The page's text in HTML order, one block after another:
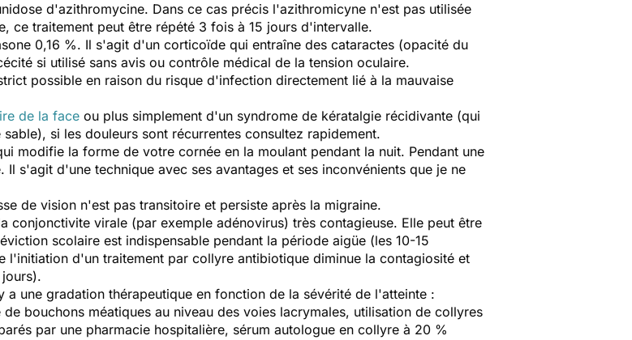
d'azithromycine. Dans ce cas précis l'azithromicyne n'est pas utilisée
ce traitement peut être répété 3 fois à 15 jours d'intervalle.
0,16 %. Il s'agit d'un corticoïde qui entraîne des cataractes (opacité du
si utilisé sans avis ou contrôle médical de la tension oculaire.
possible en raison du risque d'infection directement lié à la mauvaise
de la face ou plus simplement d'un syndrome de kératalgie récidivante (qui
si les douleurs sont récurrentes consultez rapidement.
modifie la forme de votre cornée en la moulant pendant la nuit. Pendant une
s'agit d'une technique avec ses avantages et ses inconvénients que je ne
de vision n'est pas transitoire et persiste après la migraine.
conjonctivite virale (par exemple adénovirus) très contagieuse. Elle peut être
scolaire est indispensable pendant la période aigüe (les 10-15
l'initiation d'un traitement par collyre antibiotique diminue la contagiosité et
a une gradation thérapeutique en fonction de la sévérité de l'atteinte :
bouchons méatiques au niveau des voies lacrymales, utilisation de collyres
par une pharmacie hospitalière, sérum autologue en collyre à 20 %